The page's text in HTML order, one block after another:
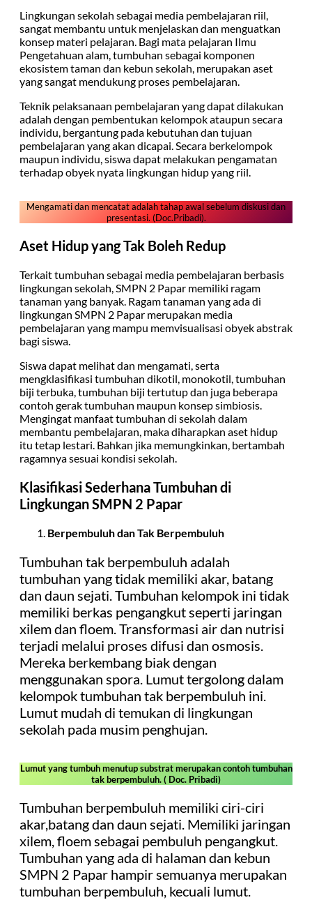
Lingkungan sekolah sebagai media pembelajaran riil,
sangat membantu untuk menjelaskan dan menguatkan
konsep materi pelajaran. Bagi mata pelajaran Ilmu
Pengetahuan alam, tumbuhan sebagai komponen
ekosistem taman dan kebun sekolah, merupakan aset
yang sangat mendukung proses pembelajaran.
Teknik pelaksanaan pembelajaran yang dapat dilakukan
adalah dengan pembentukan kelompok ataupun secara
individu, bergantung pada kebutuhan dan tujuan
pembelajaran yang akan dicapai. Secara berkelompok
maupun individu, siswa dapat melakukan pengamatan
terhadap obyek nyata lingkungan hidup yang riil.
Mengamati dan mencatat adalah tahap awal sebelum diskusi dan
presentasi. (Doc.Pribadi).
Aset Hidup yang Tak Boleh Redup
Terkait tumbuhan sebagai media pembelajaran berbasis
lingkungan sekolah, SMPN 2 Papar memiliki ragam
tanaman yang banyak. Ragam tanaman yang ada di
lingkungan SMPN 2 Papar merupakan media
pembelajaran yang mampu memvisualisasi obyek abstrak
bagi siswa.
Siswa dapat melihat dan mengamati, serta
mengklasifikasi tumbuhan dikotil, monokotil, tumbuhan
biji terbuka, tumbuhan biji tertutup dan juga beberapa
contoh gerak tumbuhan maupun konsep simbiosis.
Mengingat manfaat tumbuhan di sekolah dalam
membantu pembelajaran, maka diharapkan aset hidup
itu tetap lestari. Bahkan jika memungkinkan, bertambah
ragamnya sesuai kondisi sekolah.
Klasifikasi Sederhana Tumbuhan di
Lingkungan SMPN 2 Papar
Berpembuluh dan Tak Berpembuluh
Tumbuhan tak berpembuluh adalah
tumbuhan yang tidak memiliki akar, batang
dan daun sejati. Tumbuhan kelompok ini tidak
memiliki berkas pengangkut seperti jaringan
xilem dan floem. Transformasi air dan nutrisi
terjadi melalui proses difusi dan osmosis.
Mereka berkembang biak dengan
menggunakan spora. Lumut tergolong dalam
kelompok tumbuhan tak berpembuluh ini.
Lumut mudah di temukan di lingkungan
sekolah pada musim penghujan.
Lumut yang tumbuh menutup substrat merupakan contoh tumbuhan
tak berpembuluh. ( Doc. Pribadi)
Tumbuhan berpembuluh memiliki ciri-ciri
akar,batang dan daun sejati. Memiliki jaringan
xilem, floem sebagai pembuluh pengangkut.
Tumbuhan yang ada di halaman dan kebun
SMPN 2 Papar hampir semuanya merupakan
tumbuhan berpembuluh, kecuali lumut.